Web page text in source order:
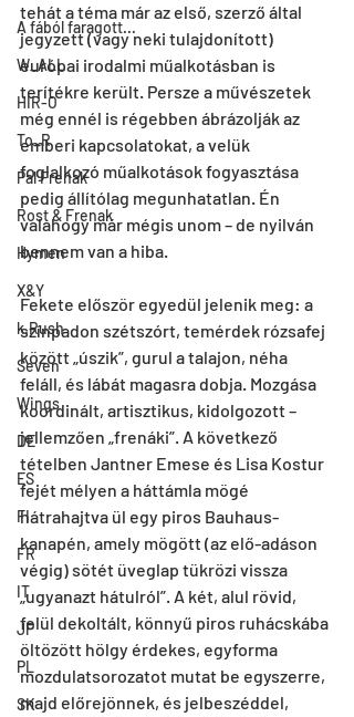
A fából faragott...
W_ALL
HIR-O
To_R
Pal Frenak
Rost & Frenak
Hymen
X&Y
k.Rush
Seven
Wings
DE
ES
FI
FR
IT
JP
PL
SK
tehát a téma már az első, szerző által
jegyzett (vagy neki tulajdonított)
európai irodalmi műalkotásban is
terítékre került. Persze a művészetek
még ennél is régebben ábrá­zol­ják az
emberi kapcsolatokat, a velük
foglalkozó műalkotások fogyasztása
pedig állítólag megunhatatlan. Én
valahogy már mégis unom – de nyilván
bennem van a hiba.
Fekete először egyedül jelenik meg: a
színpadon szétszórt, temérdek rózsafej
között „úszik”, gurul a talajon, néha
feláll, és lábát magasra dobja. Mozgása
koordinált, artisztikus, kidolgozott –
jellemzően „frenáki”. A következő
tételben Jantner Emese és Lisa Kostur
fejét mélyen a háttámla mögé
hátrahajtva ül egy piros Bauhaus-
kanapén, amely mögött (az elő-adáson
végig) sötét üveglap tükrözi vissza
„ugyanazt hátulról”. A két, alul rövid,
felül dekoltált, könnyű piros ruhácskába
öltözött hölgy érdekes, egyforma
mozdulatsorozatot mutat be egyszerre,
majd előrejönnek, és jelbeszéddel,